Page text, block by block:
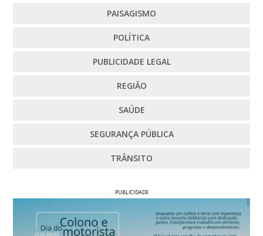
PAISAGISMO
POLÍTICA
PUBLICIDADE LEGAL
REGIÃO
SAÚDE
SEGURANÇA PÚBLICA
TRÂNSITO
PUBLICIDADE